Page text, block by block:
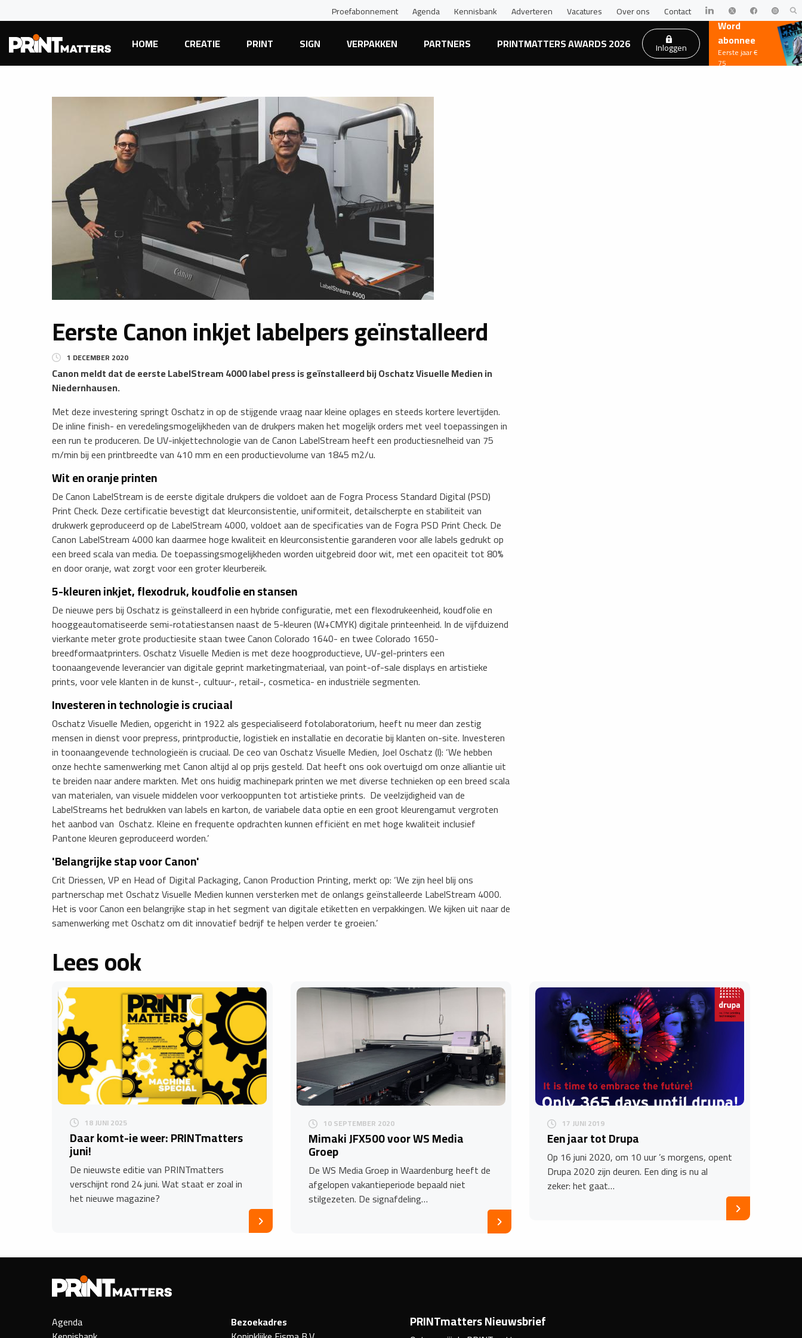
Proefabonnement Agenda Kennisbank Adverteren Vacatures Over ons Contact
HOME CREATIE PRINT SIGN VERPAKKEN PARTNERS PRINTMATTERS AWARDS 2026 Inloggen
Word
abonnee
Eerste jaar €
75
Eerste Canon inkjet labelpers geïnstalleerd
1 DECEMBER 2020
Canon meldt dat de eerste LabelStream 4000 label press is geïnstalleerd bij Oschatz Visuelle Medien in
Niedernhausen.
Met deze investering springt Oschatz in op de stijgende vraag naar kleine oplages en steeds kortere levertijden.
De inline finish- en veredelingsmogelijkheden van de drukpers maken het mogelijk orders met veel toepassingen in
een run te produceren. De UV-inkjettechnologie van de Canon LabelStream heeft een productiesnelheid van 75
m/min bij een printbreedte van 410 mm en een productievolume van 1845 m2/u.
Wit en oranje printen
De Canon LabelStream is de eerste digitale drukpers die voldoet aan de Fogra Process Standard Digital (PSD)
Print Check. Deze certificatie bevestigt dat kleurconsistentie, uniformiteit, detailscherpte en stabiliteit van
drukwerk geproduceerd op de LabelStream 4000, voldoet aan de specificaties van de Fogra PSD Print Check. De
Canon LabelStream 4000 kan daarmee hoge kwaliteit en kleurconsistentie garanderen voor alle labels gedrukt op
een breed scala van media. De toepassingsmogelijkheden worden uitgebreid door wit, met een opaciteit tot 80%
en door oranje, wat zorgt voor een groter kleurbereik.
5-kleuren inkjet, flexodruk, koudfolie en stansen
De nieuwe pers bij Oschatz is geïnstalleerd in een hybride configuratie, met een flexodrukeenheid, koudfolie en
hooggeautomatiseerde semi-rotatiestansen naast de 5-kleuren (W+CMYK) digitale printeenheid. In de vijfduizend
vierkante meter grote productiesite staan twee Canon Colorado 1640- en twee Colorado 1650-
breedformaatprinters. Oschatz Visuelle Medien is met deze hoogproductieve, UV-gel-printers een
toonaangevende leverancier van digitale geprint marketingmateriaal, van point-of-sale displays en artistieke
prints, voor vele klanten in de kunst-, cultuur-, retail-, cosmetica- en industriële segmenten.
Investeren in technologie is cruciaal
Oschatz Visuelle Medien, opgericht in 1922 als gespecialiseerd fotolaboratorium, heeft nu meer dan zestig
mensen in dienst voor prepress, printproductie, logistiek en installatie en decoratie bij klanten on-site. Investeren
in toonaangevende technologieën is cruciaal. De ceo van Oschatz Visuelle Medien, Joel Oschatz (l): ‘We hebben
onze hechte samenwerking met Canon altijd al op prijs gesteld. Dat heeft ons ook overtuigd om onze alliantie uit
te breiden naar andere markten. Met ons huidig machinepark printen we met diverse technieken op een breed scala
van materialen, van visuele middelen voor verkooppunten tot artistieke prints. De veelzijdigheid van de
LabelStreams het bedrukken van labels en karton, de variabele data optie en een groot kleurengamut vergroten
het aanbod van Oschatz. Kleine en frequente opdrachten kunnen efficiënt en met hoge kwaliteit inclusief
Pantone kleuren geproduceerd worden.’
'Belangrijke stap voor Canon'
Crit Driessen, VP en Head of Digital Packaging, Canon Production Printing, merkt op: ‘We zijn heel blij ons
partnerschap met Oschatz Visuelle Medien kunnen versterken met de onlangs geïnstalleerde LabelStream 4000.
Het is voor Canon een belangrijke stap in het segment van digitale etiketten en verpakkingen. We kijken uit naar de
samenwerking met Oschatz om dit innovatief bedrijf te helpen verder te groeien.’
Lees ook
18 JUNI 2025
Daar komt-ie weer: PRINTmatters
juni!
De nieuwste editie van PRINTmatters
verschijnt rond 24 juni. Wat staat er zoal in
het nieuwe magazine?
10 SEPTEMBER 2020
Mimaki JFX500 voor WS Media
Groep
De WS Media Groep in Waardenburg heeft de
afgelopen vakantieperiode bepaald niet
stilgezeten. De signafdeling…
17 JUNI 2019
Een jaar tot Drupa
Op 16 juni 2020, om 10 uur ’s morgens, opent
Drupa 2020 zijn deuren. Een ding is nu al
zeker: het gaat…
Agenda
Bezoekadres
PRINTmatters Nieuwsbrief